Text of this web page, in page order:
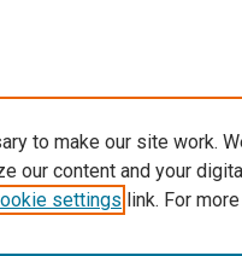
to make our site work.
our content and your
settings link. For